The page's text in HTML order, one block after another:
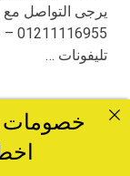
تليفونات …